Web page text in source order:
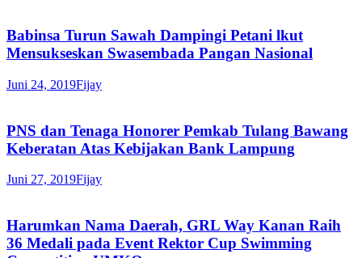
Babinsa Turun Sawah Dampingi Petani lkut
Mensukseskan Swasembada Pangan Nasional
Juni 24, 2019Fijay
PNS dan Tenaga Honorer Pemkab Tulang Bawang
Keberatan Atas Kebijakan Bank Lampung
Juni 27, 2019Fijay
Harumkan Nama Daerah, GRL Way Kanan Raih
36 Medali pada Event Rektor Cup Swimming